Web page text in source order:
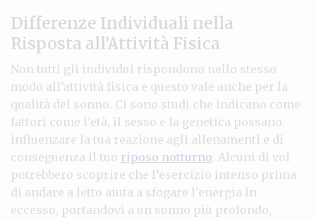
Differenze Individuali nella
Risposta all’Attività Fisica
Non tutti gli individui rispondono nello stesso
modo all’attività fisica e questo vale anche per la
qualità del sonno. Ci sono studi che indicano come
fattori come l’età, il sesso e la genetica possano
influenzare la tua reazione agli allenamenti e di
conseguenza il tuo riposo notturno. Alcuni di voi
potrebbero scoprire che l’esercizio intenso prima
di andare a letto aiuta a sfogare l’energia in
eccesso, portandovi a un sonno più profondo,